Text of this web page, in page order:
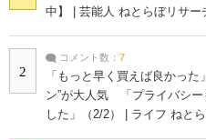
中】 | 芸能人 ねとらぼリサー
2
コメント数： 7
「もっと早く買えば良かっ
ン”が大人気 「プライバシー
した」（2/2） | ライフ ねと